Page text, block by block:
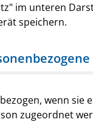
im unteren
speichern.
wenn
zugeordnet